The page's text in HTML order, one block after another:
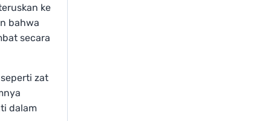
ke
bahwa
secara
zat
dalam